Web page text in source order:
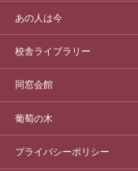
あの人は今
校舎ライブラリー
同窓会館
葡萄の木
プライバシーポリシー